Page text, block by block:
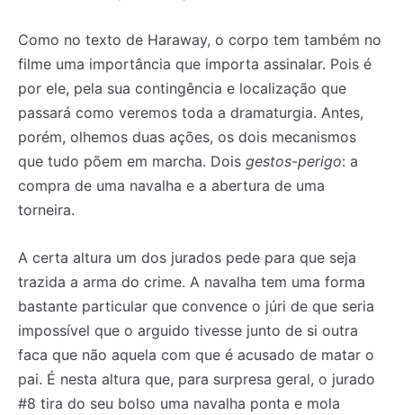
Como no texto de Haraway, o corpo tem também no
filme uma importância que importa assinalar. Pois é
por ele, pela sua contingência e localização que
passará como veremos toda a dramaturgia. Antes,
porém, olhemos duas ações, os dois mecanismos
que tudo põem em marcha. Dois gestos-perigo: a
compra de uma navalha e a abertura de uma
torneira.
A certa altura um dos jurados pede para que seja
trazida a arma do crime. A navalha tem uma forma
bastante particular que convence o júri de que seria
impossível que o arguido tivesse junto de si outra
faca que não aquela com que é acusado de matar o
pai. É nesta altura que, para surpresa geral, o jurado
#8 tira do seu bolso uma navalha ponta e mola